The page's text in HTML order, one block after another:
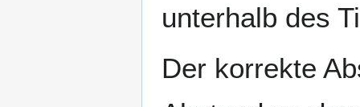
unterhalb des
Der korrekte